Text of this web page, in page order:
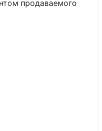
продаваемого